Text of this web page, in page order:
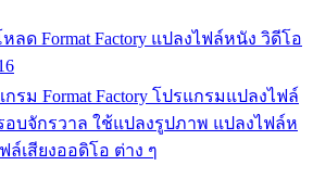
หลด Format Factory แปลงไฟล์หนัง วิดีโอ
รม Format Factory โปรแกรมแปลงไฟล์
อบจักรวาล ใช้แปลงรูปภาพ แปลงไฟล์ห
ล์เสียงออดิโอ ต่าง ๆ